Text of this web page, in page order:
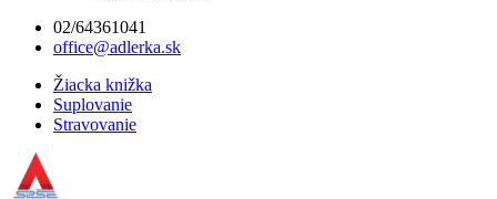
02/64361041
office@adlerka.sk
Žiacka knižka
Suplovanie
Stravovanie